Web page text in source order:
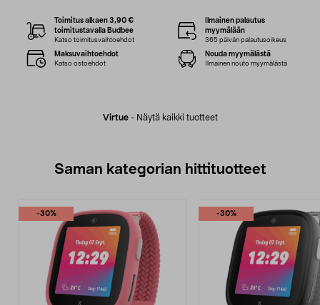
Virtue- Näytä kaikki tuotteet
Toimitus alkaen 3,90 €
toimitustavalla Budbee
Katso toimitusvaihtoehdot
Ilmainen palautus
myymälään
365 päivän palautusoikeus
Maksuvaihtoehdot
Katso ostoehdot
Nouda myymälästä
Ilmainen nouto myymälästä
Saman kategorian hittituotteet
-30% -30%